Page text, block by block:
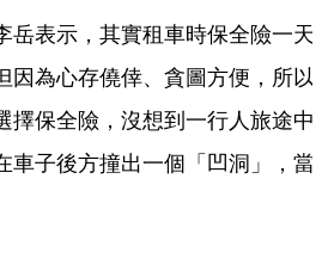
岳表示，其實租車時保全險一天
因為心存僥倖、貪圖方便，所以
擇保全險，沒想到一行人旅途中
車子後方撞出一個「凹洞」，當